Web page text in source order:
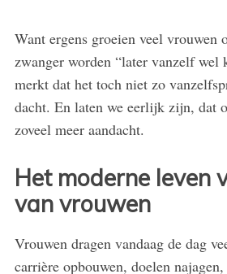
Want ergens groeien veel vrouwen
zwanger worden “later vanzelf wel
merkt dat het toch niet zo
dacht. En laten we eerlijk zijn, dat
zoveel meer aandacht.
Het moderne leven
van vrouwen
Vrouwen dragen vandaag de dag
carrière opbouwen, doelen